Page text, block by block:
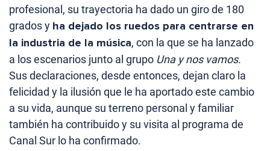
profesional, su trayectoria ha dado un giro de 180
grados y ha dejado los ruedos para centrarse en
la industria de la música, con la que se ha lanzado
a los escenarios junto al grupo Una y nos vamos.
Sus declaraciones, desde entonces, dejan claro la
felicidad y la ilusión que le ha aportado este cambio
a su vida, aunque su terreno personal y familiar
también ha contribuido y su visita al programa de
Canal Sur lo ha confirmado.